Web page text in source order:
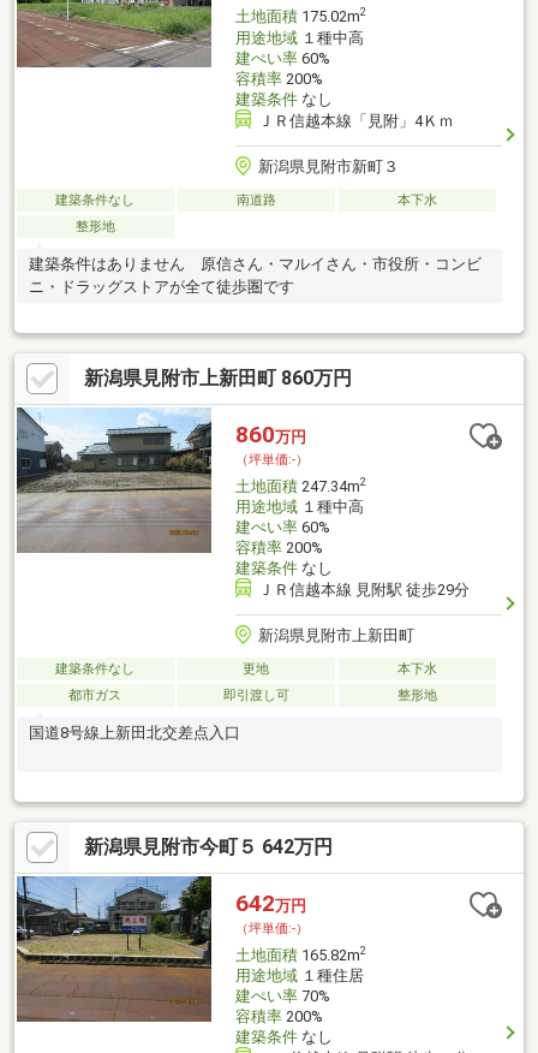
土地面積175.02m2
用途地域１種中高
建ぺい率60%
容積率200%
建築条件なし
ＪＲ信越本線「見附」4Ｋｍ
新潟県見附市新町３
建築条件なし 南道路
本下水
整形地
建築条件はありません 原信さん・マルイさん・市役所・コンビ
ニ・ドラッグストアが全て徒歩圏です
新潟県見附市上新田町 860万円
860万円
（坪単価:-）
土地面積247.34m2
用途地域１種中高
建ぺい率60%
容積率200%
建築条件なし
ＪＲ信越本線 見附駅 徒歩29分
新潟県見附市上新田町
建築条件なし 更地
本下水
都市ガス
即引渡し可 整形地
国道8号線上新田北交差点入口
新潟県見附市今町５ 642万円
642万円
（坪単価:-）
土地面積165.82m2
用途地域１種住居
建ぺい率70%
容積率200%
建築条件なし